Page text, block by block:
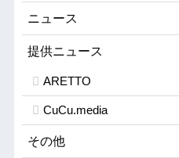
ニュース
提供ニュース
ARETTO
CuCu.media
その他